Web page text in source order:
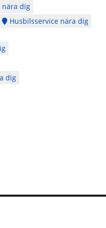
nära dig
Husbilsservice nära dig
dig